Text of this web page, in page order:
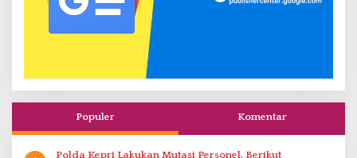
Populer Komentar
Polda Kepri Lakukan Mutasi Personel, Berikut